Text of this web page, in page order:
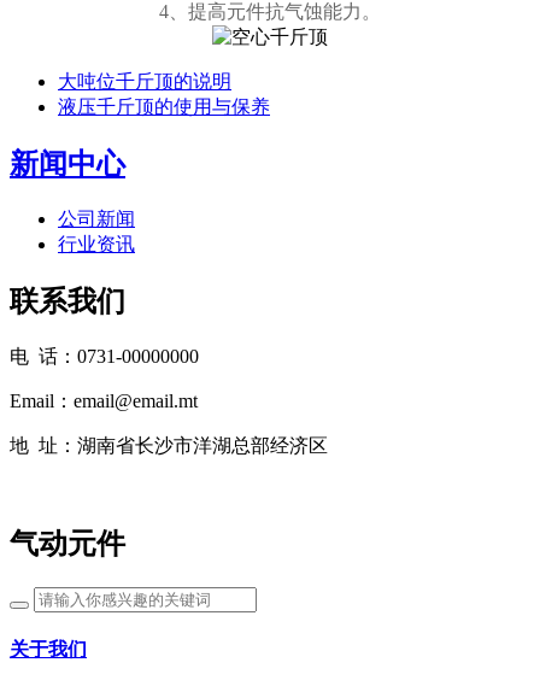
4、提高元件抗气蚀能力。
大吨位千斤顶的说明
液压千斤顶的使用与保养
新闻中心
公司新闻
行业资讯
联系我们
电 话：0731-00000000
Email：email@email.mt
地 址：湖南省长沙市洋湖总部经济区
气动元件
关于我们